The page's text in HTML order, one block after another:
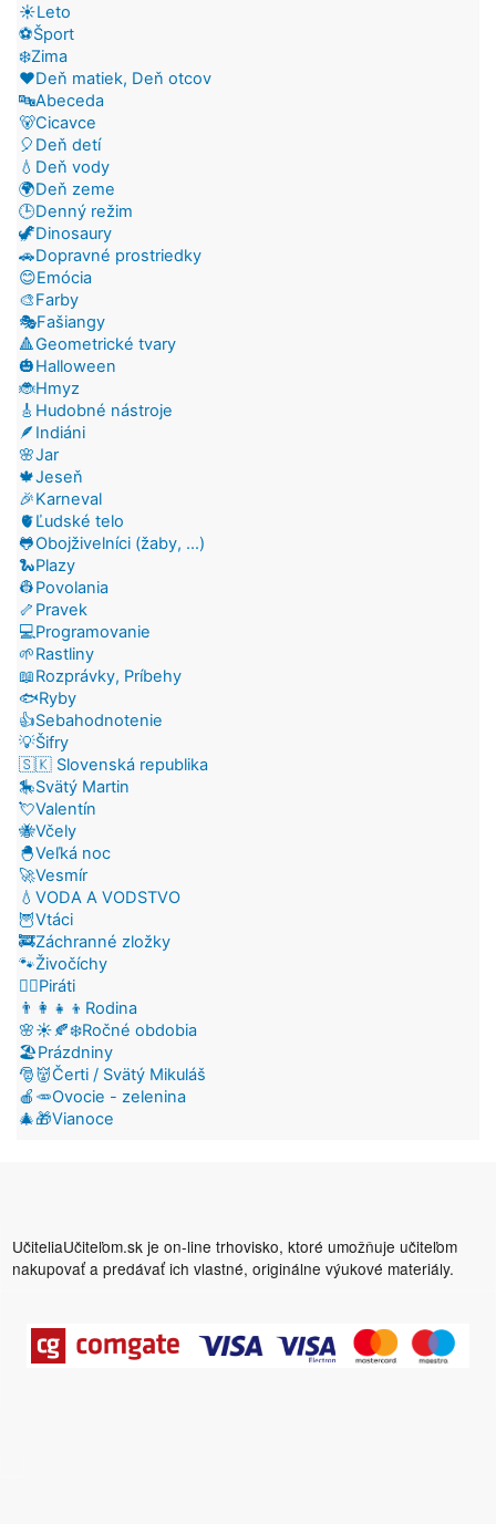
☀️Leto
⚽Šport
❄️Zima
❤️Deň matiek, Deň otcov
🔤Abeceda
🐻Cicavce
🎈Deň detí
💧Deň vody
🌍Deň zeme
🕒Denný režim
🦖Dinosaury
🚗Dopravné prostriedky
😊Emócia
🎨Farby
🎭Fašiangy
🔺Geometrické tvary
🎃Halloween
🐞Hmyz
🎸Hudobné nástroje
🪶Indiáni
🌸Jar
🍁Jeseň
🎉Karneval
🫀Ľudské telo
🐸Obojživelníci (žaby, ...)
🐍Plazy
👷Povolania
🦴Pravek
💻Programovanie
🌱Rastliny
📖Rozprávky, Príbehy
🐟Ryby
👍Sebahodnotenie
💡Šifry
🇸🇰 Slovenská republika
🎠Svätý Martin
💘Valentín
🐝Včely
🐣Veľká noc
🚀Vesmír
💧VODA A VODSTVO
🦉Vtáci
🚒Záchranné zložky
🐾Živočíchy
🏴‍☠️Piráti
👨‍👩‍👧‍👦Rodina
🌸☀️🍂❄️Ročné obdobia
🏖️Prázdniny
🎅👹Čerti / Svätý Mikuláš
🍎🥕Ovocie - zelenina
🎄🎁Vianoce
UčiteliaUčiteľom.sk je on-line trhovisko, ktoré umožňuje učiteľom
nakupovať a predávať ich vlastné, originálne výukové materiály.